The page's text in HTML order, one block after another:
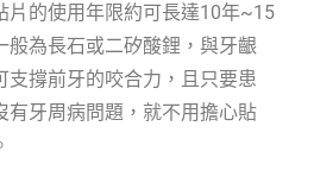
片的使用年限約可長達10年~15
般為長石或二矽酸鋰，與牙齦
支撐前牙的咬合力，且只要患
有牙周病問題，就不用擔心貼